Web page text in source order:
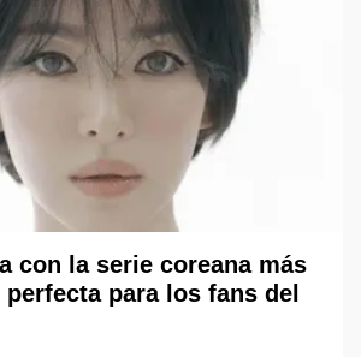
con la serie coreana más
para los fans del